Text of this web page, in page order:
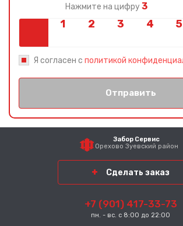
Нажмите на цифру 3
Я согласен с политикой
Отправить
Забор Сервис
Орехово Зуевский район
Сделать заказ
+7 (901) 417-33-73
пн. - вс. с 8:00 до 22:00